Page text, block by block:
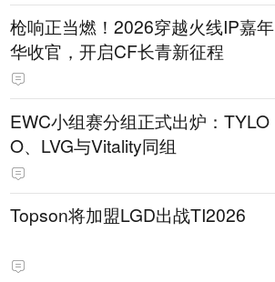
枪响正当燃！2026穿越火线IP嘉年
华收官，开启CF长青新征程
EWC小组赛分组正式出炉：TYLO
O、LVG与Vitality同组
Topson将加盟LGD出战TI2026